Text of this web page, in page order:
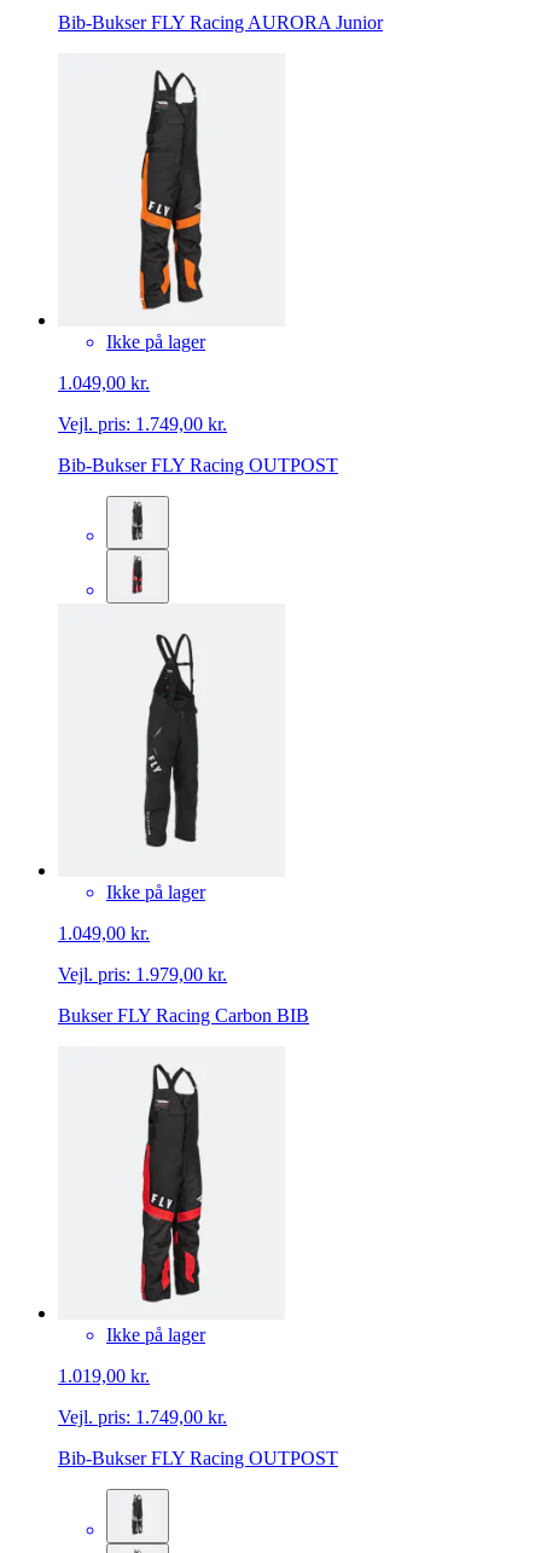
Bib-Bukser FLY Racing AURORA Junior
Ikke på lager
1.049,00 kr.
Vejl. pris: 1.749,00 kr.
Bib-Bukser FLY Racing OUTPOST
Ikke på lager
1.049,00 kr.
Vejl. pris: 1.979,00 kr.
Bukser FLY Racing Carbon BIB
Ikke på lager
1.019,00 kr.
Vejl. pris: 1.749,00 kr.
Bib-Bukser FLY Racing OUTPOST